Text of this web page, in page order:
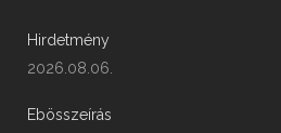
Hirdetmény
2026.08.06.
Ebösszeírás